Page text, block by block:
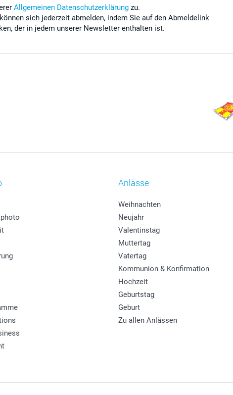
Allgemeinen Datenschutzerklärung zu.
sich jederzeit abmelden, indem Sie auf den Abmeldelink
der in jedem unserer Newsletter enthalten ist.
Anlässe
Weihnachten
Neujahr
Valentinstag
Muttertag
Vatertag
Kommunion & Konfirmation
Hochzeit
Geburtstag
Geburt
Zu allen Anlässen